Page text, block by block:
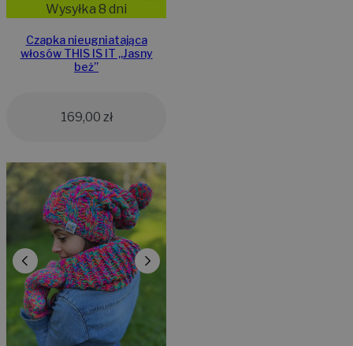
Wysyłka 8 dni
Czapka nieugniatająca
włosów THIS IS IT ,,Jasny
beż”
169,00 zł